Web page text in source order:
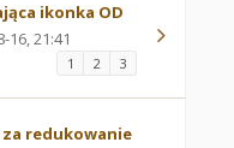
ikonka OD
16, 21:41
1 2 3
za redukowanie